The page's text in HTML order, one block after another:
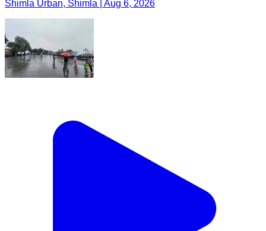
Shimla Urban, Shimla | Aug 6, 2026